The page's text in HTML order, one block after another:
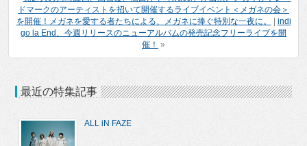
ドマークのアーティストを招いて開催するライブイベント＜メガネの会＞
を開催！メガネを愛する者たちによる、メガネに捧ぐ特別な一夜に。
indi
go la End、今週リリースのニューアルバムの発売記念フリーライブを開
催！ »
最近の特集記事
ALL iN FAZE